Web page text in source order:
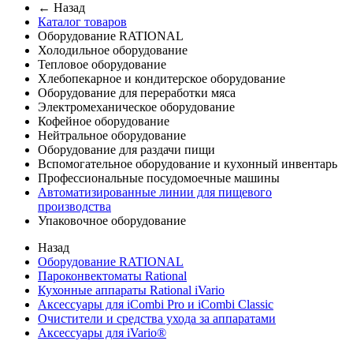
← Назад
Каталог товаров
Оборудование RATIONAL
Холодильное оборудование
Тепловое оборудование
Хлебопекарное и кондитерское оборудование
Оборудование для переработки мяса
Электромеханическое оборудование
Кофейное оборудование
Нейтральное оборудование
Оборудование для раздачи пищи
Вспомогательное оборудование и кухонный инвентарь
Профессиональные посудомоечные машины
Автоматизированные линии для пищевого
производства
Упаковочное оборудование
Назад
Оборудование RATIONAL
Пароконвектоматы Rational
Кухонные аппараты Rational iVario
Аксессуары для iCombi Pro и iCombi Classic
Очистители и средства ухода за аппаратами
Аксессуары для iVario®